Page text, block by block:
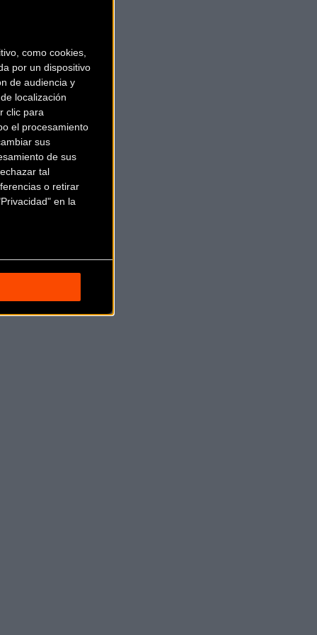
como cookies,
por un dispositivo
de audiencia y
localización
clic para
el procesamiento
sus
de sus
tal
o retirar
en la
(2012)
XL SELECT